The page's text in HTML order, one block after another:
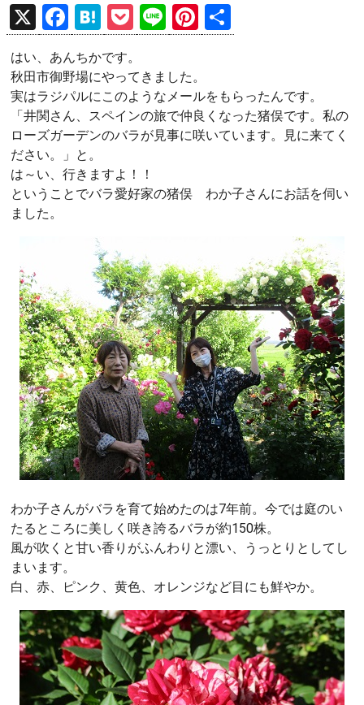
X
F
a
ce
b
o
o
k
H
at
e
n
a
P
o
ck
et
Li
n
e
Pi
nt
es
t
有
はい、あんちかです。
秋田市御野場にやってきました。
実はラジパルにこのようなメールをもらったんです。
「井関さん、スペインの旅で仲良くなった猪俣です。私の
ローズガーデンのバラが見事に咲いています。見に来てく
ださい。」と。
は～い、行きますよ！！
ということでバラ愛好家の猪俣 わか子さんにお話を伺い
ました。
わか子さんがバラを育て始めたのは7年前。今では庭のい
たるところに美しく咲き誇るバラが約150株。
風が吹くと甘い香りがふんわりと漂い、うっとりとしてし
まいます。
白、赤、ピンク、黄色、オレンジなど目にも鮮やか。